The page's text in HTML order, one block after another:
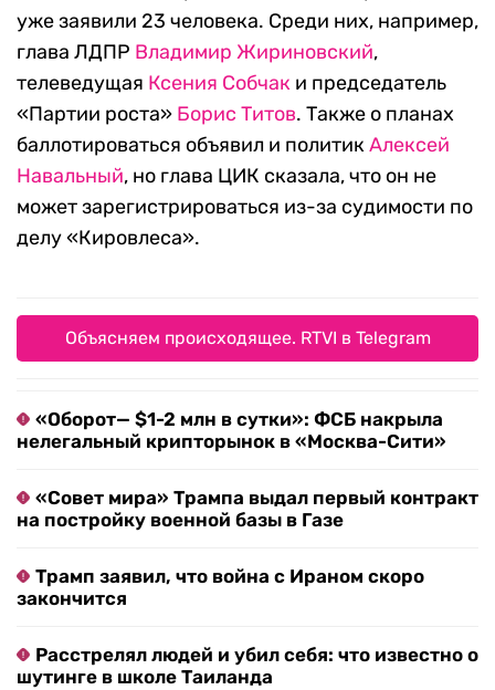
уже заявили 23 человека. Среди них, например,
глава ЛДПР Владимир Жириновский,
телеведущая Ксения Собчак и председатель
«Партии роста» Борис Титов. Также о планах
баллотироваться объявил и политикАлексей
Навальный, но глава ЦИК сказала, что он не
может зарегистрироваться из-за судимости по
делу «Кировлеса».
Объясняем происходящее. RTVI в Telegram
«Оборот— $1-2 млн в сутки»: ФСБ накрыла
нелегальный крипторынок в «Москва-Сити»
«Совет мира» Трампа выдал первый контракт
на постройку военной базы в Газе
Трамп заявил, что война с Ираном скоро
закончится
Расстрелял людей и убил себя: что известно о
шутинге в школе Таиланда